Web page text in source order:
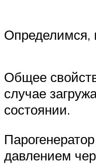
Определимся,
Общее
случае
состоянии.
давлением